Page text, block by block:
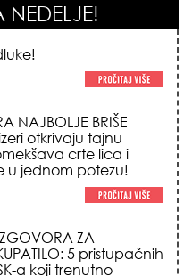
NEDELJE!
NAJBOLJE BRIŠE
otkrivaju tajnu
u jednom potezu!
ZA
5 pristupačnih
prostor u luksuzni spa